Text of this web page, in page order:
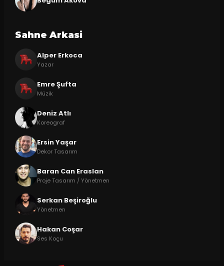
Sahne Arkasi
Alper Erkoca
Yazar
Emre Şufta
Müzik
Deniz Atlı
Koreograf
Ersin Yaşar
Dekor Tasarım
Baran Can Eraslan
Proje Tasarım / Yönetmen
Serkan Beşiroğlu
Yönetmen
Hakan Coşar
Ses Koçu